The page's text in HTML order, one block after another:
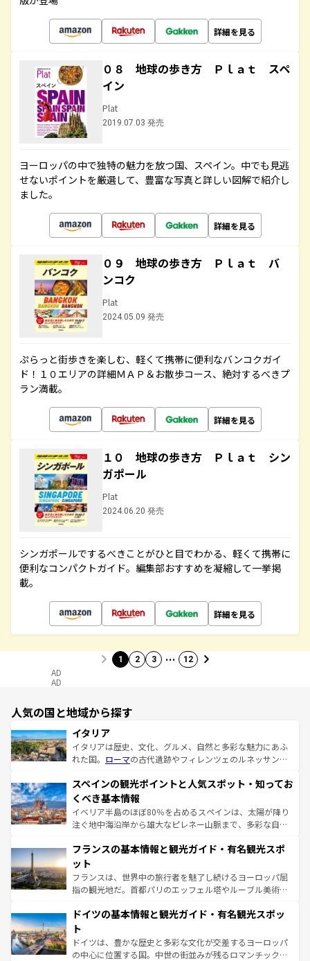
詳細を見る
０８ 地球の歩き方 Ｐｌａｔ スペ
イン
Plat
2019.07.03 発売
ヨーロッパの中で独特の魅力を放つ国、スペイン。中でも見逃
せないポイントを厳選して、豊富な写真と詳しい図解で紹介し
ました。
詳細を見る
０９ 地球の歩き方 Ｐｌａｔ バ
ンコク
Plat
2024.05.09 発売
ぷらっと街歩きを楽しむ、軽くて携帯に便利なバンコクガイ
ド！１０エリアの詳細ＭＡＰ＆お散歩コース、絶対するべきプ
ラン満載。
詳細を見る
１０ 地球の歩き方 Ｐｌａｔ シン
ガポール
Plat
2024.06.20 発売
シンガポールでするべきことがひと目でわかる、軽くて携帯に
便利なコンパクトガイド。編集部おすすめを凝縮して一挙掲
載。
詳細を見る
1 2 3 … 12
AD
AD
人気の国と地域から探す
イタリア
イタリアは歴史、文化、グルメ、自然と多彩な魅力にあふ
れた国。 ローマの古代遺跡やフィレンツェのルネッサンス
ろん、トスカーナの美しい田園風景やアマルフィ海岸の絶
景など、自然景観も見逃せない。観光の合間には、本場の
ピザやパスタなど、絶品のイタリア料理を堪能することも
できる。朝目覚めてから夜眠るまで、すべての瞬間を楽し
なお、新着のイタリア情報はコンテンツ一覧を参照してほ
しい。
スペインの観光ポイントと人気スポット・知ってお
くべき基本情報
イベリア半島のほぼ80％を占めるスペインは、太陽が降り
注ぐ地中海沿岸から雄大なピレネー山脈まで、多彩な自然
文化が根付くこの国では、情熱的なフラメンコ、熱気あふ
れる闘牛、そして美味しいタパスが生活の一部となってい
る。首都マドリードの洗練された雰囲気や、バルセロナの
アートに溢れた街角から、地方では古代ローマ遺跡や中世
せる。地方によって風土や気候が異なるスペインはその個
ンテンツ一覧 を参照してほしい。
フランスの基本情報と観光ガイド・有名観光スポ
ット
フランスは、世界中の旅行者を魅了し続けるヨーロッパ屈
指の観光地だ。首都パリのエッフェル塔やルーブル美術館
で、幅広い魅力が詰まっている。華麗な宮殿、歴史的な大
聖堂、美しいビーチ、そして豊かな自然が、訪れる者を心
から魅了する。また、フランスは美食の国としても知ら
れ、フランス料理はユネスコ無形文化遺産にも登録されて
ドイツの基本情報と観光ガイド・有名観光スポッ
ト
ドイツは、豊かな歴史と多彩な文化が交差するヨーロッパ
の中心に位置する国。中世の街並みが残るロマンチック街